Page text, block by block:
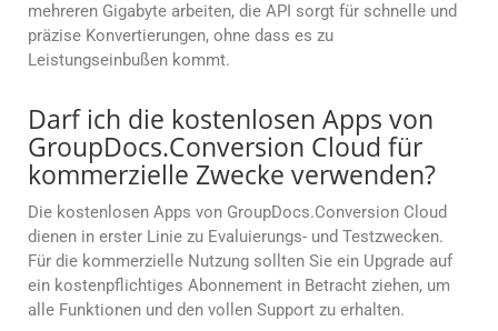
mehreren Gigabyte arbeiten, die API sorgt für schnelle und
präzise Konvertierungen, ohne dass es zu
Leistungseinbußen kommt.
Darf ich die kostenlosen Apps von
GroupDocs.Conversion Cloud für
kommerzielle Zwecke verwenden?
Die kostenlosen Apps von GroupDocs.Conversion Cloud
dienen in erster Linie zu Evaluierungs- und Testzwecken.
Für die kommerzielle Nutzung sollten Sie ein Upgrade auf
ein kostenpflichtiges Abonnement in Betracht ziehen, um
alle Funktionen und den vollen Support zu erhalten.